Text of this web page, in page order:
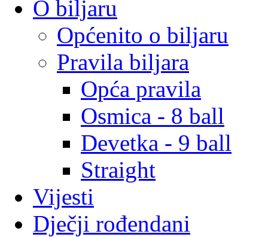
O biljaru
Općenito o biljaru
Pravila biljara
Opća pravila
Osmica - 8 ball
Devetka - 9 ball
Straight
Vijesti
Dječji rođendani